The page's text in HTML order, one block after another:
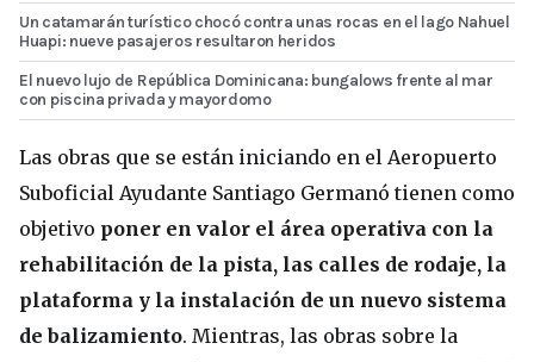
Un catamarán turístico chocó contra unas rocas en el lago Nahuel
Huapi: nueve pasajeros resultaron heridos
El nuevo lujo de República Dominicana: bungalows frente al mar
con piscina privada y mayordomo
Las obras que se están iniciando en el Aeropuerto
Suboficial Ayudante Santiago Germanó tienen como
objetivo poner en valor el área operativa con la
rehabilitación de la pista, las calles de rodaje, la
plataforma y la instalación de un nuevo sistema
de balizamiento. Mientras, las obras sobre la